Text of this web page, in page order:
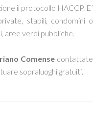
il protocollo HACCP. E’
stabili, condomini o
aree verdi pubbliche.
Comense contattate
sopraluoghi gratuiti.